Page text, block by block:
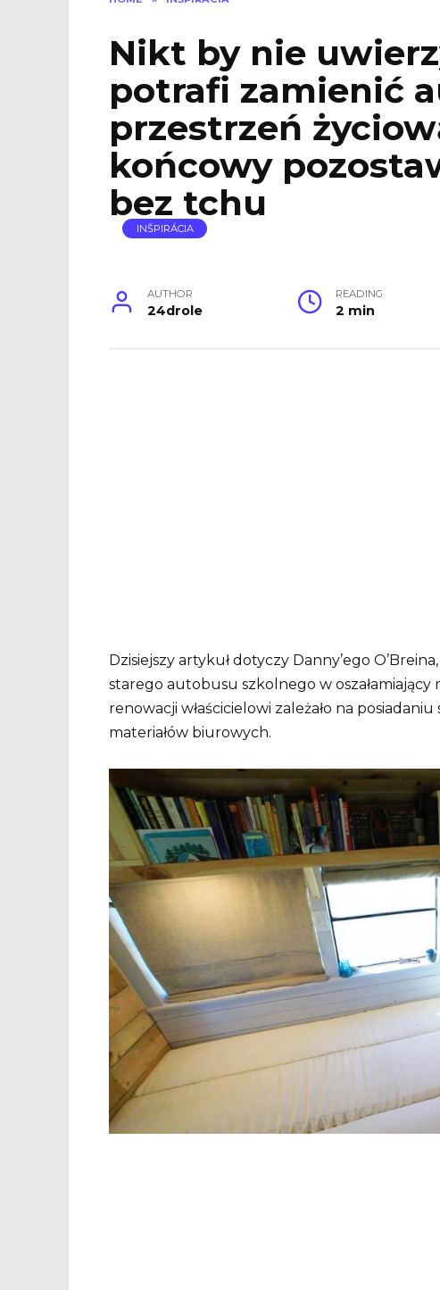
Nikt by nie
potrafi zamienić
przestrzeń
końcowy
bez tchu
INŠPIRÁCIA
AUTHOR
24drole
READING
2 min
Dzisiejszy artykuł dotyczy Danny’ego
starego autobusu szkolnego w oszałamiający
renowacji właścicielowi zależało na
materiałów biurowych.